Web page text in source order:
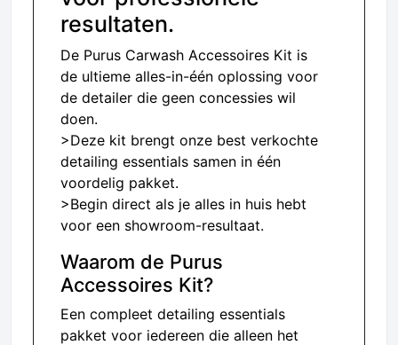
resultaten.
De Purus Carwash Accessoires Kit is
de ultieme alles-in-één oplossing voor
de detailer die geen concessies wil
doen.
>Deze kit brengt onze best verkochte
detailing essentials samen in één
voordelig pakket.
>Begin direct als je alles in huis hebt
voor een showroom-resultaat.
Waarom de Purus
Accessoires Kit?
Een compleet detailing essentials
pakket voor iedereen die alleen het